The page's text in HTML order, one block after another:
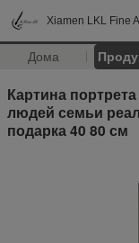
Xiamen LKL Fine
Дома
Картина
людей семьи
подарка 40 80 см